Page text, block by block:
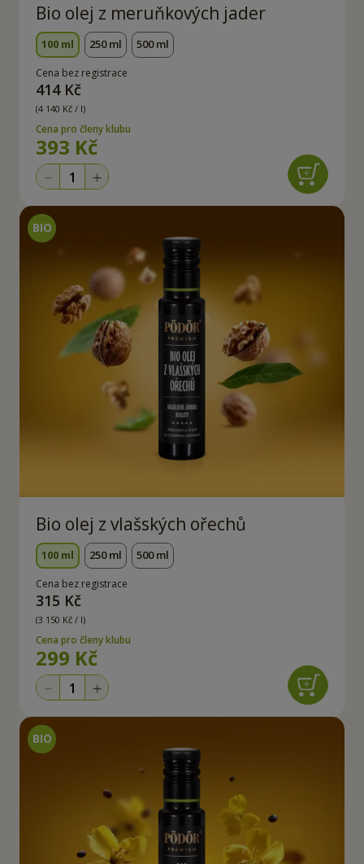
Bio olej z meruňkových jader
100 ml 250 ml 500 ml
Cena bez registrace
414 Kč
(4 140 Kč / l)
Cena pro členy klubu
393 Kč
Bio olej z vlašských ořechů
100 ml 250 ml 500 ml
Cena bez registrace
315 Kč
(3 150 Kč / l)
Cena pro členy klubu
299 Kč